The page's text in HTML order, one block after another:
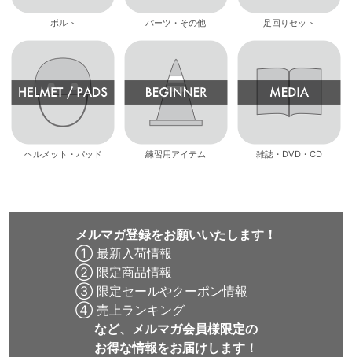
ボルト パーツ・その他 足回りセット
ヘルメット・パッド 練習用アイテム 雑誌・DVD・CD
メルマガ登録をお願いいたします！
① 最新入荷情報
② 限定商品情報
③ 限定セールやクーポン情報
④ 売上ランキング
など、メルマガ会員様限定の
お得な情報をお届けします！